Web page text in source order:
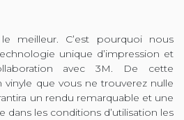
meilleur. C’est pourquoi nous
unique d’impression et
avec 3M. De cette
que vous ne trouverez nulle
un rendu remarquable et une
dans les conditions d’utilisation les